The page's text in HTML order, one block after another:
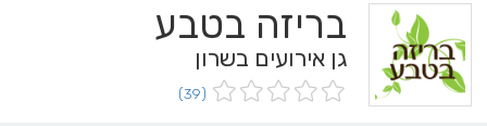
בריזה בטבע
גן אירועים בשרון
(39)